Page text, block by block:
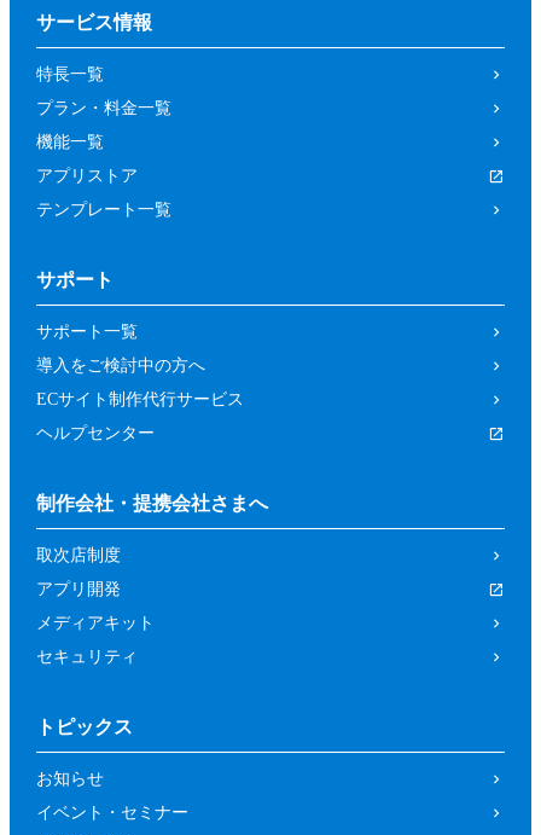
サービス情報
特長一覧
プラン・料金一覧
機能一覧
アプリストア
テンプレート一覧
サポート
サポート一覧
導入をご検討中の方へ
ECサイト制作代行サービス
ヘルプセンター
制作会社・提携会社さまへ
取次店制度
アプリ開発
メディアキット
セキュリティ
トピックス
お知らせ
イベント・セミナー